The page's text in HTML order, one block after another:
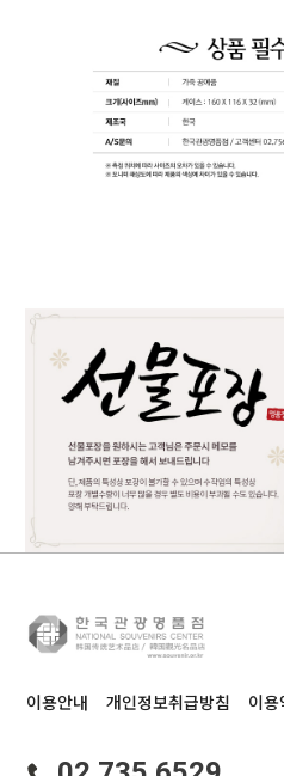
이용안내 개인정보취급방침 이용